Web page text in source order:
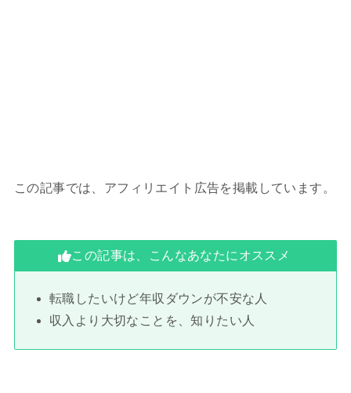
この記事では、アフィリエイト広告を掲載しています。
この記事は、こんなあなたにオススメ
転職したいけど年収ダウンが不安な人
収入より大切なことを、知りたい人